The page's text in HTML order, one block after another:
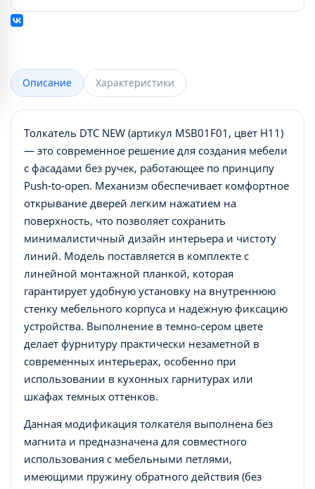
Описание Характеристики
Толкатель DTC NEW (артикул MSB01F01, цвет H11)
— это современное решение для создания мебели
с фасадами без ручек, работающее по принципу
Push-to-open. Механизм обеспечивает комфортное
открывание дверей легким нажатием на
поверхность, что позволяет сохранить
минималистичный дизайн интерьера и чистоту
линий. Модель поставляется в комплекте с
линейной монтажной планкой, которая
гарантирует удобную установку на внутреннюю
стенку мебельного корпуса и надежную фиксацию
устройства. Выполнение в темно-сером цвете
делает фурнитуру практически незаметной в
современных интерьерах, особенно при
использовании в кухонных гарнитурах или
шкафах темных оттенков.
Данная модификация толкателя выполнена без
магнита и предназначена для совместного
использования с мебельными петлями,
имеющими пружину обратного действия (без